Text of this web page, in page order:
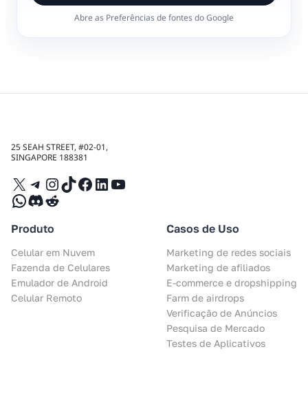
Abre as Preferências de fontes do Google
25 SEAH STREET, #02-01,
SINGAPORE 188381
X Telegram
Instagram
TikTok
Facebook
LinkedIn
YouTube
WhatsApp
Discord
Reddit
Produto
Celular em Nuvem
Fazenda de Celulares
Emulador de Android
Celular Remoto
Casos de Uso
Marketing de redes sociais
Marketing de afiliados
E-commerce e dropshipping
Farm de airdrops
Verificação de Anúncios
Pesquisa de Mercado
Testes de Aplicativos